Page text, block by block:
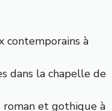
contemporains à
dans la chapelle de
et gothique à